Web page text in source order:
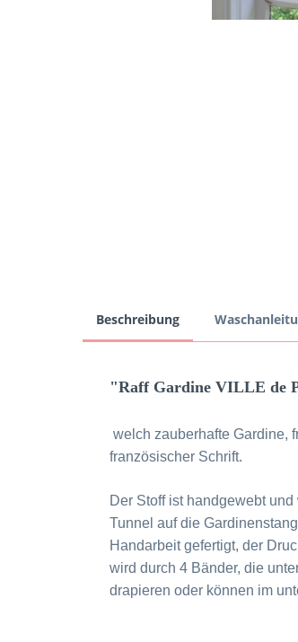
Beschreibung
"Raff Gardine VILLE de
welch zauberhafte Gardine,
französischer Schrift.
Der Stoff ist handgewebt
Tunnel auf die
Handarbeit gefertigt, der
wird durch 4 Bänder, die
drapieren oder können im